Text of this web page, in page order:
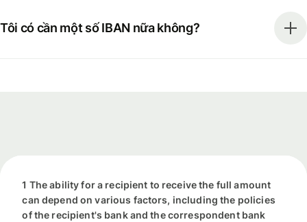
Tôi có cần một số IBAN nữa không?
1 The ability for a recipient to receive the full amount
can depend on various factors, including the policies
of the recipient's bank and the correspondent bank